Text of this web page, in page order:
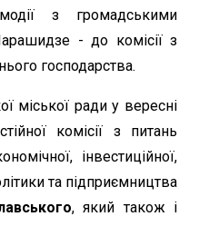
з громадськими
- до комісії з
господарства.
міської ради у вересні
комісії з питань
інвестиційної,
та підприємництва
, який також і